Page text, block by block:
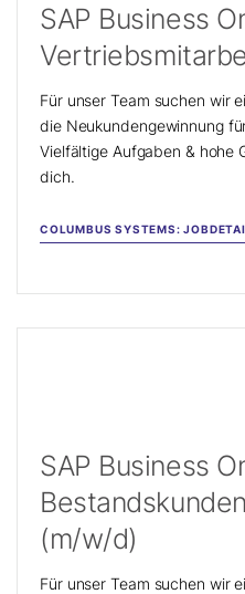
SAP Business
Für unser Team suchen wir
die Neukundengewinnung
Vielfältige Aufgaben & hohe
dich.
COLUMBUS SYSTEMS:
SAP Business
(m/w/d)
Für unser Team suchen wir